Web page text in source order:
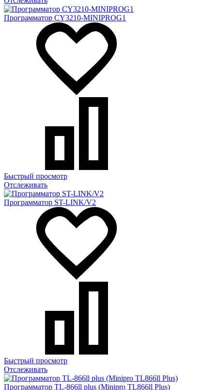
Программатор CY3210-MINIPROG1
Быстрый просмотр
Отслеживать
Программатор ST-LINK/V2
Быстрый просмотр
Отслеживать
Программатор TL-866ll plus (Minipro TL866ll Plus)